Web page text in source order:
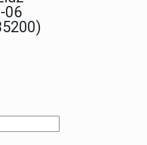
06